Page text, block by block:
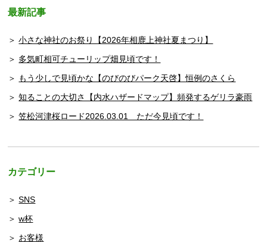
最新記事
小さな神社のお祭り【2026年相鹿上神社夏まつり】
多気町相可チューリップ畑見頃です！
もう少しで見頃かな【のびのびパーク天啓】恒例のさくら
知ることの大切さ【内水ハザードマップ】頻発するゲリラ豪雨
笠松河津桜ロード2026.03.01 ただ今見頃です！
カテゴリー
SNS
w杯
お客様